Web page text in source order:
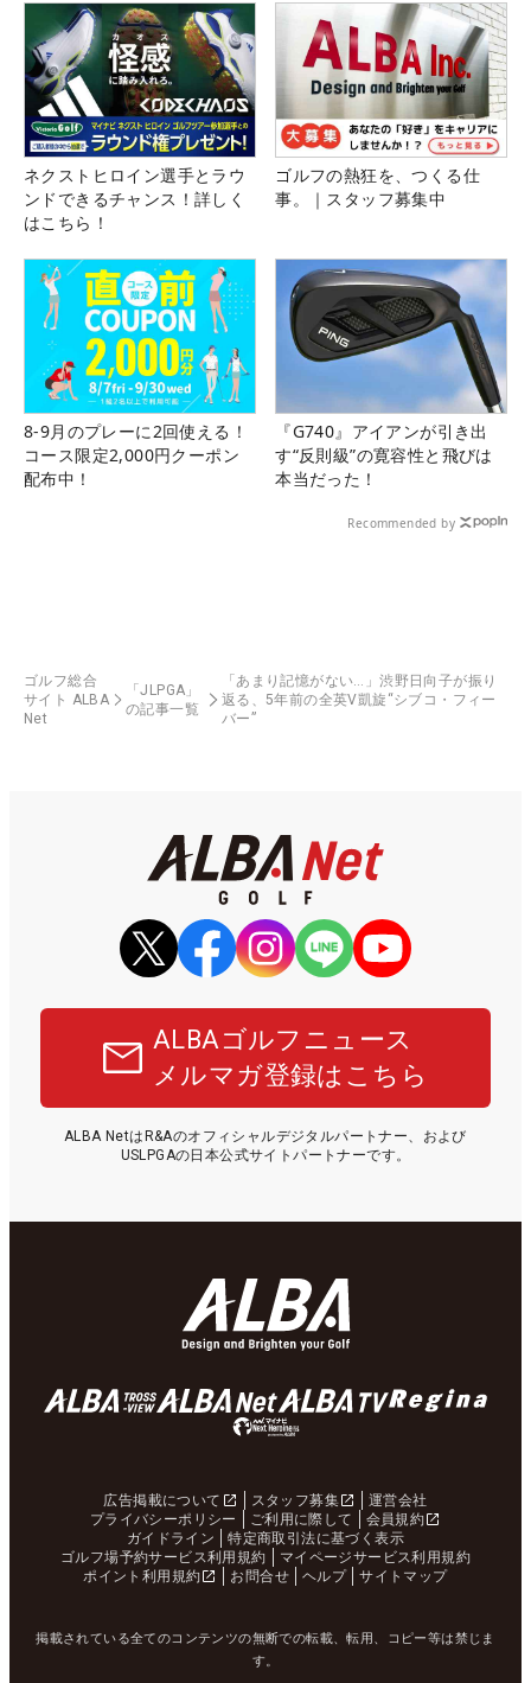
ネクストヒロイン選手とラウ
ンドできるチャンス！詳しく
はこちら！
ゴルフの熱狂を、つくる仕
事。｜スタッフ募集中
8-9月のプレーに2回使える！
コース限定2,000円クーポン
配布中！
『G740』アイアンが引き出
す“反則級”の寛容性と飛びは
本当だった！
Recommended by
ゴルフ総合
サイト ALBA
Net
「JLPGA」
の記事一覧
「あまり記憶がない…」渋野日向子が振り
返る、5年前の全英V凱旋“シブコ・フィー
バー”
ALBAゴルフニュース
メルマガ登録はこちら
ALBA NetはR&Aのオフィシャルデジタルパートナー、および
USLPGAの日本公式サイトパートナーです。
広告掲載について スタッフ募集
運営会社
プライバシーポリシー
ご利用に際して
会員規約
ガイドライン
特定商取引法に基づく表示
ゴルフ場予約サービス利用規約
マイページサービス利用規約
ポイント利用規約
お問合せ ヘルプ サイトマップ
掲載されている全てのコンテンツの無断での転載、転用、コピー等は禁じま
す。